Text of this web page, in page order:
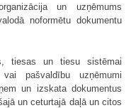
un uzņēmums
noformētu dokumentu
tiesas un tiesu sistēmai
pašvaldību uzņēmumi
un izskata dokumentus
un ceturtajā daļā un citos